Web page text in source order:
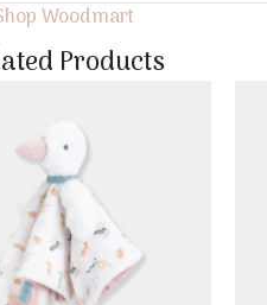
Woodmart
Products